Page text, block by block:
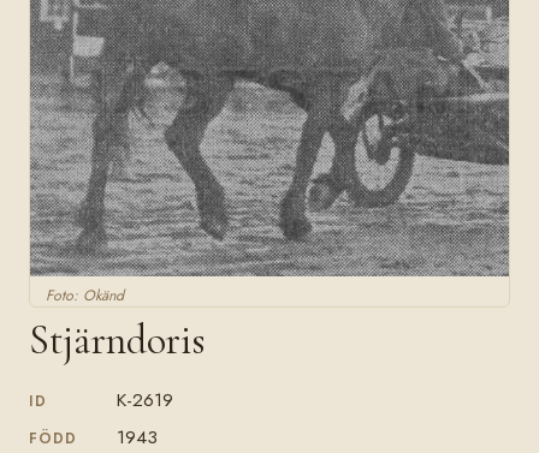
Foto: Okänd
Stjärndoris
ID K-2619
FÖDD 1943